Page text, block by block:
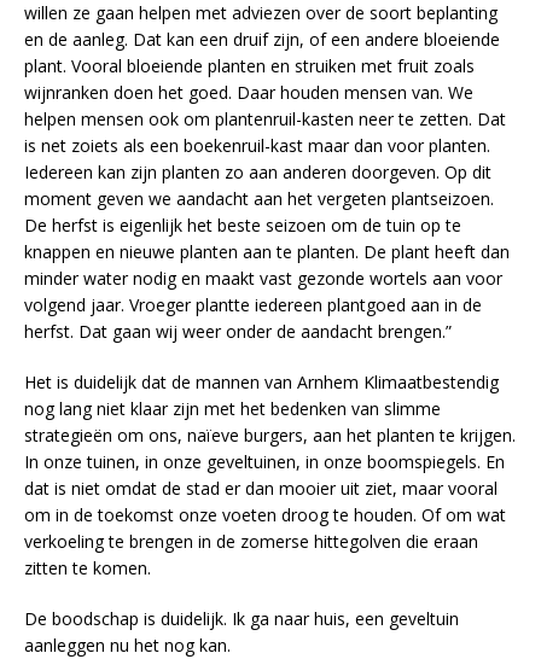
willen ze gaan helpen met adviezen over de soort beplanting
en de aanleg. Dat kan een druif zijn, of een andere bloeiende
plant. Vooral bloeiende planten en struiken met fruit zoals
wijnranken doen het goed. Daar houden mensen van. We
helpen mensen ook om plantenruil-kasten neer te zetten. Dat
is net zoiets als een boekenruil-kast maar dan voor planten.
Iedereen kan zijn planten zo aan anderen doorgeven. Op dit
moment geven we aandacht aan het vergeten plantseizoen.
De herfst is eigenlijk het beste seizoen om de tuin op te
knappen en nieuwe planten aan te planten. De plant heeft dan
minder water nodig en maakt vast gezonde wortels aan voor
volgend jaar. Vroeger plantte iedereen plantgoed aan in de
herfst. Dat gaan wij weer onder de aandacht brengen.”
Het is duidelijk dat de mannen van Arnhem Klimaatbestendig
nog lang niet klaar zijn met het bedenken van slimme
strategieën om ons, naïeve burgers, aan het planten te krijgen.
In onze tuinen, in onze geveltuinen, in onze boomspiegels. En
dat is niet omdat de stad er dan mooier uit ziet, maar vooral
om in de toekomst onze voeten droog te houden. Of om wat
verkoeling te brengen in de zomerse hittegolven die eraan
zitten te komen.
De boodschap is duidelijk. Ik ga naar huis, een geveltuin
aanleggen nu het nog kan.